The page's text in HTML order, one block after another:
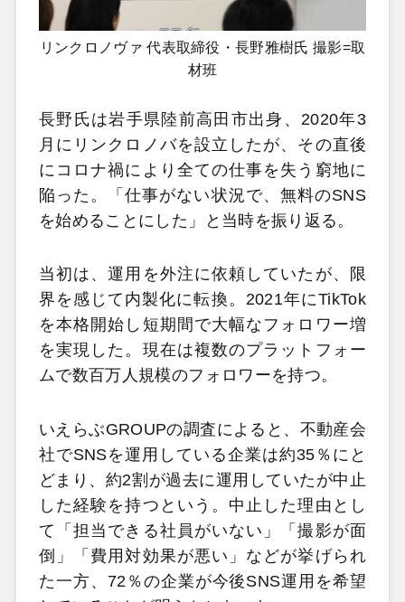
リンクロノヴァ 代表取締役・長野雅樹氏 撮影=取
材班
長野氏は岩手県陸前高田市出身、2020年3
月にリンクロノバを設立したが、その直後
にコロナ禍により全ての仕事を失う窮地に
陥った。「仕事がない状況で、無料のSNS
を始めることにした」と当時を振り返る。
当初は、運用を外注に依頼していたが、限
界を感じて内製化に転換。2021年にTikTok
を本格開始し短期間で大幅なフォロワー増
を実現した。現在は複数のプラットフォー
ムで数百万人規模のフォロワーを持つ。
いえらぶGROUPの調査によると、不動産会
社でSNSを運用している企業は約35％にと
どまり、約2割が過去に運用していたが中止
した経験を持つという。中止した理由とし
て「担当できる社員がいない」「撮影が面
倒」「費用対効果が悪い」などが挙げられ
た一方、72％の企業が今後SNS運用を希望